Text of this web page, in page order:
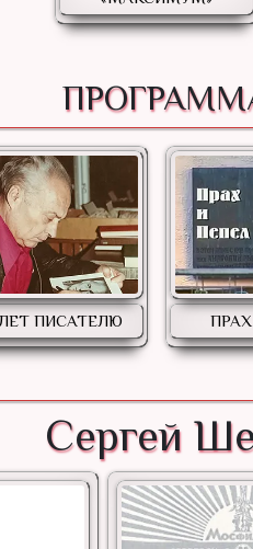
ЛЕТ ПИСАТЕЛЮ
Сергей